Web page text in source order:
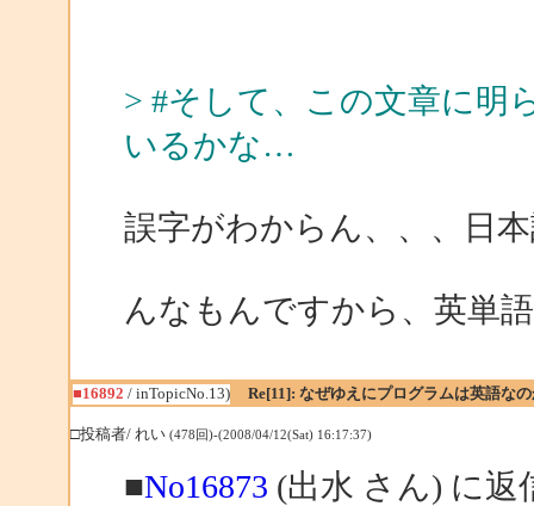
> #そして、この文章に明
いるかな…
誤字がわからん、、、日
んなもんですから、英単
■16892 / inTopicNo.13) Re[11]: なぜゆえにプログラムは英語な
□投稿者/ れい (478回)-(2008/04/12(Sat) 16:17:37)
■No16873 (出水 さん) に返